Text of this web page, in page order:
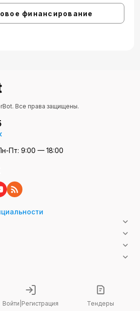
Войти Регистрация Тендеры
финансирование
Все права защищены.
Пт: 9:00 — 18:00